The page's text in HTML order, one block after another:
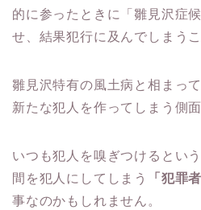
的に参ったときに「雛見沢症
せ、結果犯行に及んでしまうこ
雛見沢特有の風土病と相まっ
新たな犯人を作ってしまう側
いつも犯人を嗅ぎつけるとい
間を犯人にしてしまう
「犯罪
事なのかもしれません。